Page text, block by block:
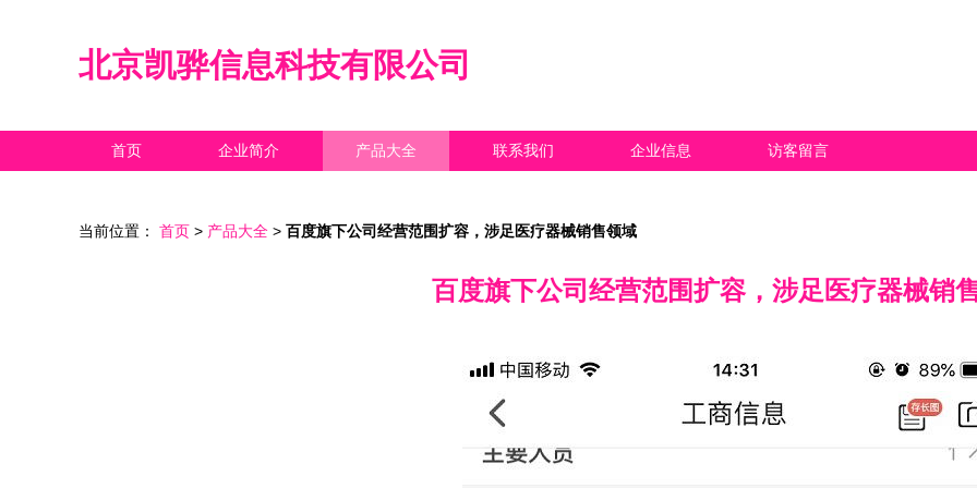
北京凯骅信息科技有限公司
首页 企业简介 产品大全 联系我们 企业信息 访客留言
当前位置： 首页 > 产品大全 > 百度旗下公司经营范围扩容，涉足医疗器械销售领域
百度旗下公司经营范围扩容，涉足医疗器械销